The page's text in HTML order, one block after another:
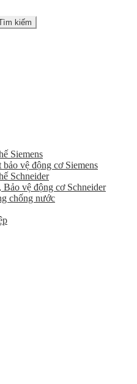
kiếm
Siemens
vệ động cơ Siemens
Schneider
vệ động cơ Schneider
chống nước